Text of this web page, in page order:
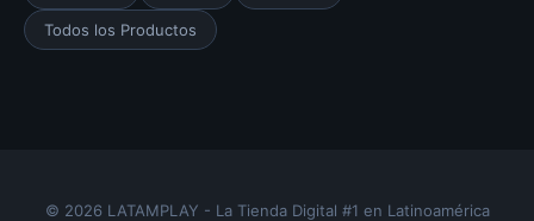
Todos los Productos
© 2026 LATAMPLAY - La Tienda Digital #1 en Latinoamérica